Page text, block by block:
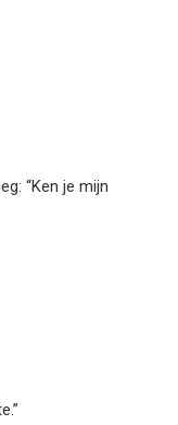
“Ken je mijn